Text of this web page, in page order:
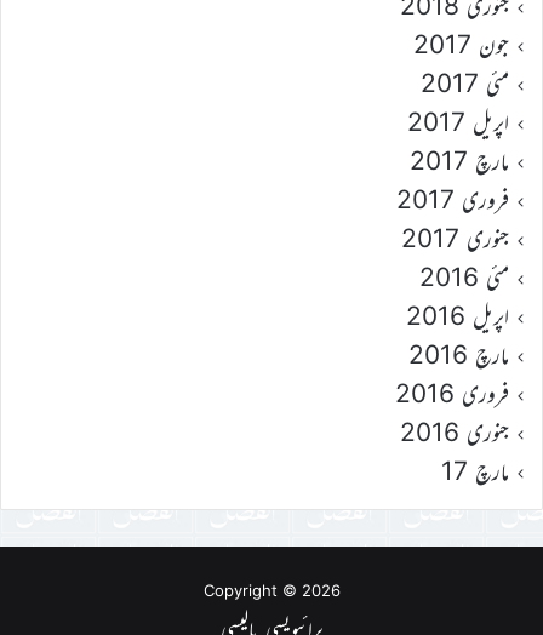
جون 2017
مئی 2017
اپریل 2017
مارچ 2017
فروری 2017
جنوری 2017
مئی 2016
اپریل 2016
مارچ 2016
فروری 2016
جنوری 2016
مارچ 17
Copyright © 2026